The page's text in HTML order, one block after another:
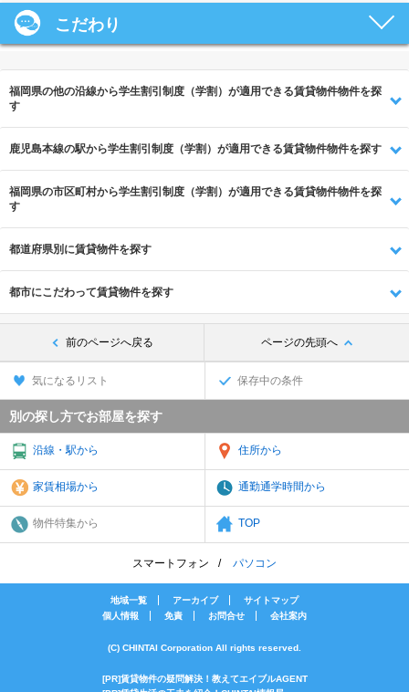
こだわり
福岡県の他の沿線から学生割引制度（学割）が適用できる賃貸物件物件を探
す
鹿児島本線の駅から学生割引制度（学割）が適用できる賃貸物件物件を探す
福岡県の市区町村から学生割引制度（学割）が適用できる賃貸物件物件を探
す
都道府県別に賃貸物件を探す
都市にこだわって賃貸物件を探す
前のページへ戻る ページの先頭へ
気になるリスト 保存中の条件
別の探し方でお部屋を探す
沿線・駅から 住所から
家賃相場から 通勤通学時間から
物件特集から TOP
スマートフォン パソコン
地域一覧 アーカイブ
サイトマップ
個人情報
免責 お問合せ 会社案内
(C) CHINTAI Corporation All rights reserved.
[PR]賃貸物件の疑問解決！教えてエイブルAGENT